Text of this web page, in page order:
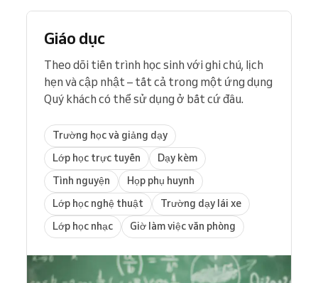
Giáo dục
Theo dõi tiến trình học sinh với ghi chú, lịch
hẹn và cập nhật – tất cả trong một ứng dụng
Quý khách có thể sử dụng ở bất cứ đâu.
Trường học và giảng dạy
Lớp học trực tuyến
Dạy kèm
Tình nguyện
Họp phụ huynh
Lớp học nghệ thuật
Trường dạy lái xe
Lớp học nhạc
Giờ làm việc văn phòng